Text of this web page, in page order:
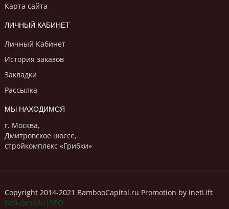
Карта сайта
ЛИЧНЫЙ КАБИНЕТ
Личный Кабинет
История заказов
Закладки
Рассылка
МЫ НАХОДИМСЯ
г. Москва,
Дмитровское шоссе,
стройкомплекс «Грибки»
Copyright 2014-2021 BambooCapital.ru Promotion by inetLift
Веб-дизайн|SEO